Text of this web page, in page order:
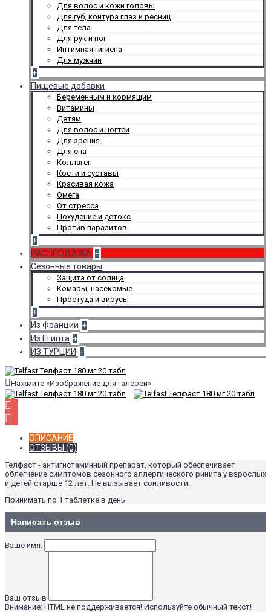
Для волос и кожи головы
Для губ, контура глаз и ресниц
Для тела
Для рук и ног
Интимная гигиена
Для мужчин
+
Пищевые добавки
Беременным и кормящим
Витамины
Детям
Для волос и ногтей
Для зрения
Для сна
Коллаген
Кости и суставы
Красивая кожа
Омега
От стресса
Похудение и детокс
Против паразитов
+
РАСПРОДАЖА +
Сезонные товары
Защита от солнца
Комары, насекомые
Простуда и вирусы
+
Из Франции +
Из Египта +
ИЗ ТУРЦИИ +
Нажмите «Изображение для галереи»
ОПИСАНИЕ
ОТЗЫВЫ (0)
Телфаст - антигистаминный препарат, который обеспечивает
облегчение симптомов сезонного аллергического ринита у взрослых
и детей старше 12 лет. Не вызывает сонливости.
Принимать по 1 таблетке в день
Написать отзыв
Ваше имя:
Ваш отзыв
Внимание: HTML не поддерживается! Используйте обычный текст!